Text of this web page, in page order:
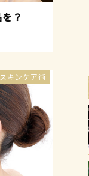
？
スキンケア術